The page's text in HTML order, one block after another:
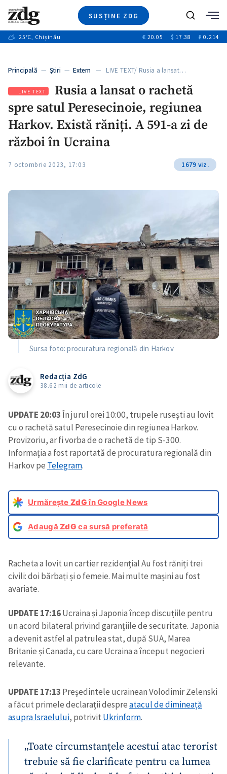
SUSȚINE ZDG
Ştiri
+13
Special
ZdGust
Caută
25°C, Chișinău € 20.05 $ 17.38 ₽ 0.214
Principală — Ştiri — Extern — LIVE TEXT/ Rusia a lansat…
LIVE TEXT
Rusia a lansat o rachetă
spre satul Peresecinoie, regiunea
Harkov. Există răniți. A 591-a zi de
război în Ucraina
7 octombrie 2023, 17:03 1679 viz.
Sursa foto: procuratura regională din Harkov
Redacția ZdG
38.62 mii de articole
UPDATE 20:03În jurul orei 10:00, trupele rusești au lovit
cu o rachetă satul Peresecinoie din regiunea Harkov.
Provizoriu, ar fi vorba de o rachetă de tip S-300.
Informația a fost raportată de procuratura regională din
Harkov pe Telegram.
Urmărește ZdGîn Google News
AdaugăZdG ca sursă preferată
Racheta a lovit un cartier rezidențial Au fost răniți trei
civili: doi bărbați și o femeie. Mai multe mașini au fost
avariate.
UPDATE 17:16Ucraina și Japonia încep discuțiile pentru
un acord bilateral privind garanțiile de securitate. Japonia
a devenit astfel al patrulea stat, după SUA, Marea
Britanie și Canada, cu care Ucraina a început negocieri
relevante.
UPDATE 17:13 Președintele ucrainean Volodimir Zelenski
a făcut primele declarații despreatacul de dimineață
asupra Israelului, potrivit Ukrinform.
„Toate circumstanțele acestui atac terorist
trebuie să fie clarificate pentru ca lumea